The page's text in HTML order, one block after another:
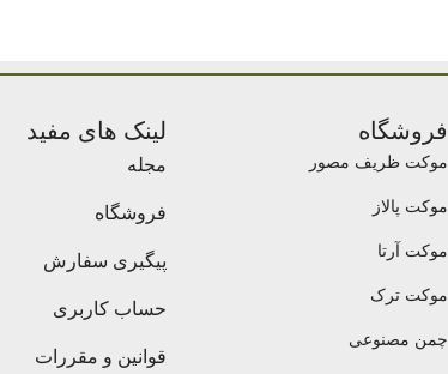
فروشگاه
موکت ظریف مصور
موکت پالاز
موکت آرتا
موکت ترک
چمن مصنوعی
لینک های مفید
مجله
فروشگاه
پیگیری سفارش
حساب کاربری
قوانین و مقررات